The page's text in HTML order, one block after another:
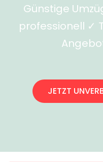
Günstige
professionell ✓
JETZT